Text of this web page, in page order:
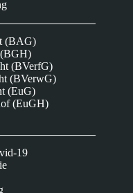
(BAG)
(BVerfG)
(BVerwG)
(EuG)
(EuGH)
19